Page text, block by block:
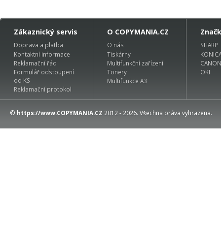
Zákaznický servis
Doprava a platba
Kontaktní informace
Reklamační řád
Formulář odstoupení
od KS
Reklamační protokol
O COPYMANIA.CZ
O nás
Tiskárny
Multifunkční zařízení
Tonery
Multifunkce A3
SHARP
CANON
OKI
© https://www.COPYMANIA.CZ 2012 - 2026. Všechna práva vyhrazena.